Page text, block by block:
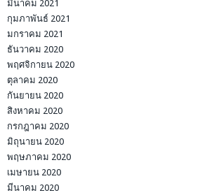
มีนาคม 2021
กุมภาพันธ์ 2021
มกราคม 2021
ธันวาคม 2020
พฤศจิกายน 2020
ตุลาคม 2020
กันยายน 2020
สิงหาคม 2020
กรกฎาคม 2020
มิถุนายน 2020
พฤษภาคม 2020
เมษายน 2020
มีนาคม 2020